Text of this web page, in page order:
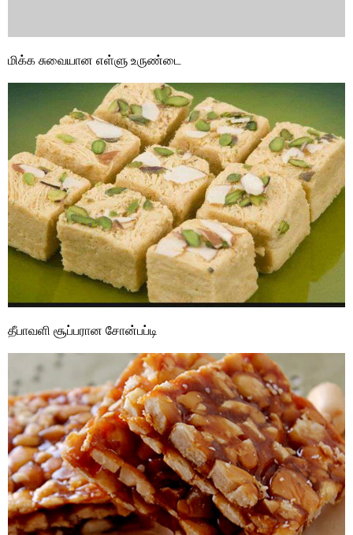
மிக்க சுவையான எள்ளு உருண்டை
தீபாவளி சூப்பரான சோன்பப்டி